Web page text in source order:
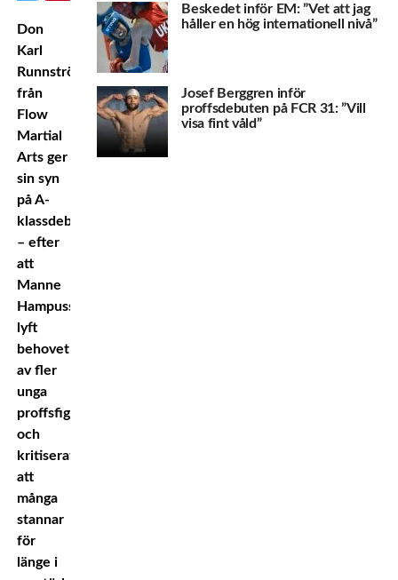
Don
Karl
Runnström
från
Flow
Martial
Arts ger
sin syn
på A-
klassdebatten
– efter
att
Manne
Hampusson
lyft
behovet
av fler
unga
proffsfighters
och
kritiserat
att
många
stannar
för
länge i
Beskedet inför EM: ”Vet att jag
håller en hög internationell nivå”
Josef Berggren inför
proffsdebuten på FCR 31: ”Vill
visa fint våld”